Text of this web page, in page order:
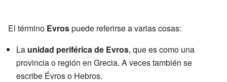
El término Evrospuede referirse a varias cosas:
La unidad periférica de Evros, que es como una
provincia o región en Grecia. A veces también se
escribe Évros o Hebros.